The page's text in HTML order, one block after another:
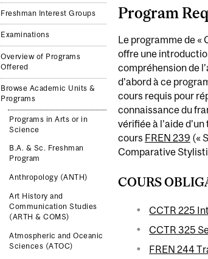
Freshman Interest Groups
Examinations
Overview of Programs
Offered
Browse Academic Units &
Programs
Programs in Arts or in
Science
B.A. & Sc. Freshman
Program
Anthropology (ANTH)
Art History and
Communication Studies
(ARTH & COMS)
Atmospheric and Oceanic
Sciences (ATOC)
Program
Le programme de «
offre une
compréhension de
d’abord à ce
cours requis pour
connaissance du
vérifiée à l’aide
cours FREN 239 («
Comparative
COURS
CCTR 225
CCTR 325
FREN 244